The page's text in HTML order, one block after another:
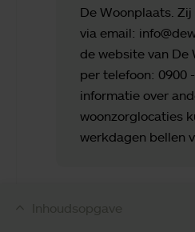
Direct contact
info@sensire.nl
De Woonplaats.
via email:
de website van De
per telefoon: 0900
informatie over
woonzorglocaties
werkdagen bellen
Inhoudsopgave